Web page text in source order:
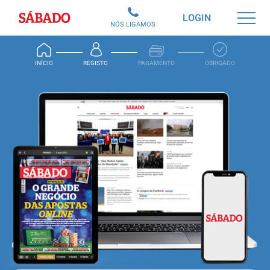
Sábado
INÍCIO REGISTO PAGAMENTO OBRIGADO
LOGIN
NÓS LIGAMOS